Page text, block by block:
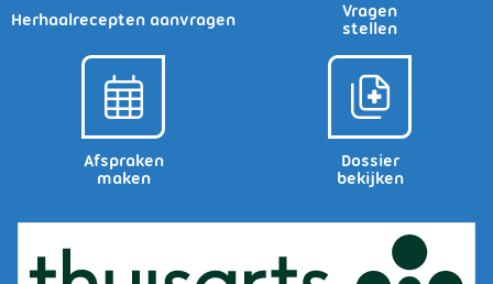
Herhaalrecepten aanvragen
Vragen
stellen
Afspraken
maken
Dossier
bekijken